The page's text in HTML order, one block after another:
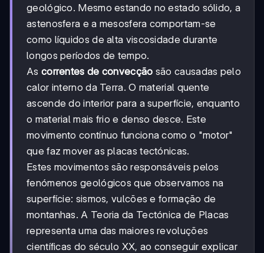
geológico. Mesmo estando no estado sólido, a
astenosfera e a mesosfera comportam-se
como líquidos de alta viscosidade durante
longos períodos de tempo.
As correntes de convecção são causadas pelo
calor interno da Terra. O material quente
ascende do interior para a superfície, enquanto
o material mais frio e denso desce. Este
movimento contínuo funciona como o "motor"
que faz mover as placas tectónicas.
Estes movimentos são responsáveis pelos
fenómenos geológicos que observamos na
superfície: sismos, vulcões e formação de
montanhas. A Teoria da Tectónica de Placas
representa uma das maiores revoluções
científicas do século XX, ao conseguir explicar